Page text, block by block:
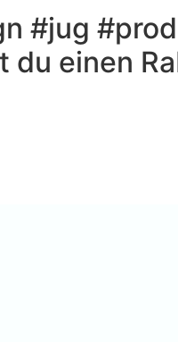
#jug
einen